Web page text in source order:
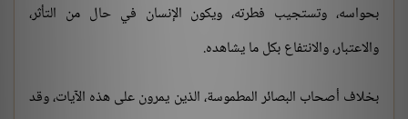
بحواسه، وتستجيب فطرته، ويكون الإنسان في حال من التأثر،
والاعتبار، والانتفاع بكل ما يشاهده.
بخلاف أصحاب البصائر المطموسة، الذين يمرون على هذه الآيات، وقد